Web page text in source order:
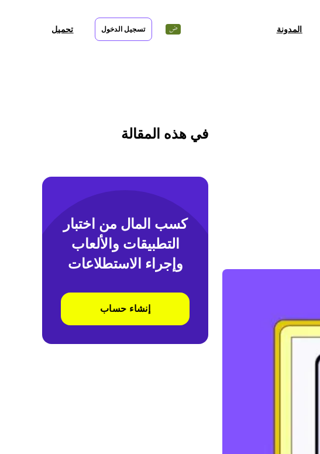
المدونة تسجيل الدخول تحميل
في هذه المقالة
كسب المال من اختبار
التطبيقات والألعاب
وإجراء الاستطلاعات
إنشاء حساب